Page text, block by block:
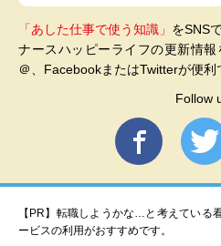
「あした仕事で使う知識」 をSNS
ナースハッピーライフの更新情
＠、FacebookまたはTwitterが便利
Follow
【PR】転職しようかな…と考えている
ービスの利用がおすすめです。